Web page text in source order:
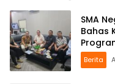
SMA
Bahas
Berita